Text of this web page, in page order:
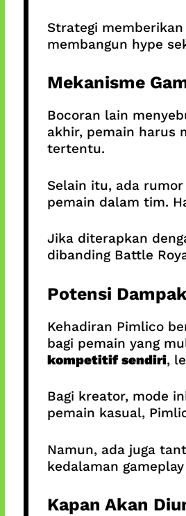
Strategi
membangun hype
Mekanisme
Bocoran lain
akhir, pemain harus
tertentu.
Selain itu, ada
pemain dalam tim.
Jika diterapkan
dibanding Battle
Potensi
Kehadiran Pimlico
bagi pemain yang
kompetitif sendiri,
Bagi kreator, mode
pemain kasual,
Namun, ada juga
kedalaman
Kapan Akan